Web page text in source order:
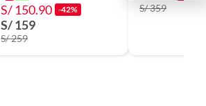
S/ 150.90 -42%
S/ 159
S/ 259
S/ 359